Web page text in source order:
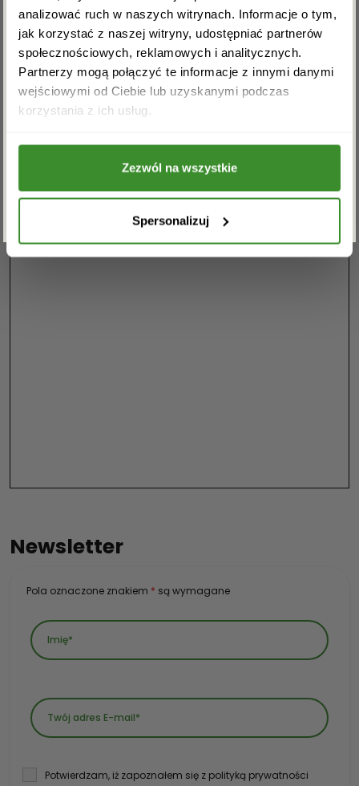
analizować ruch w naszych witrynach. Informacje o tym,
jak korzystać z naszej witryny, udostępniać partnerów
społecznościowych, reklamowych i analitycznych.
Partnerzy mogą połączyć te informacje z innymi danymi
wejściowymi od Ciebie lub uzyskanymi podczas
korzystania z ich usług.
Zezwól na wszystkie
Spersonalizuj
skorzystania z naszych usług!
Masz pytania? Jesteśmy do
dyspozycji. Zadzwoń: 32 723-22-
94
Newsletter
Pola oznaczone znakiem * są wymagane
Potwierdzam, iż zapoznałem się z polityką prywatności
Akceptuję regulamin i wyrażam zgodę na
przetwarzanie powyższych danych osobowych
ZAPISZ SIĘ